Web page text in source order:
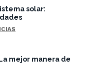
solar:
mejor manera de